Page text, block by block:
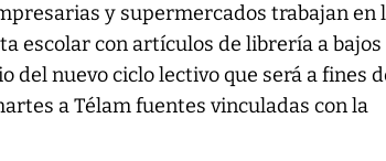
y supermercados trabajan en
escolar con artículos de librería a bajos
del nuevo ciclo lectivo que será a fines
a Télam fuentes vinculadas con la